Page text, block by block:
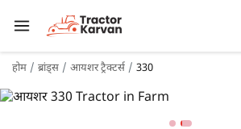
होम ब्रांड्स आयशर ट्रैक्टर्स 330